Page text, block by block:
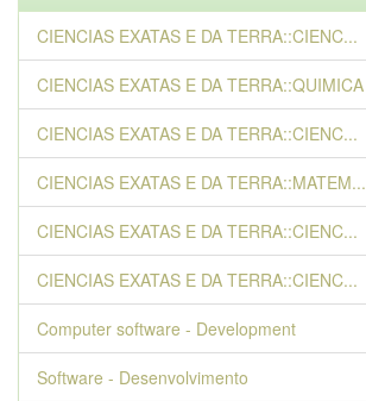
CIENCIAS EXATAS E DA TERRA::CIENC...
CIENCIAS EXATAS E DA TERRA::QUIMICA
CIENCIAS EXATAS E DA TERRA::CIENC...
CIENCIAS EXATAS E DA TERRA::MATEM...
CIENCIAS EXATAS E DA TERRA::CIENC...
CIENCIAS EXATAS E DA TERRA::CIENC...
Computer software - Development
Software - Desenvolvimento